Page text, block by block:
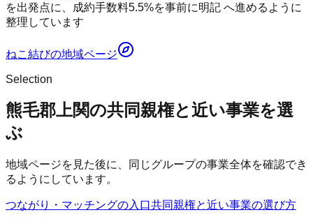
を出発点に、成約手数料5.5%を事前に明記 へ進めるように
整理しています
ねこ結びの地域ページ
Selection
熊毛郡上関の共同親権と近い事業を選
ぶ
地域ページを見た後に、同じグループの事業全体を確認でき
るようにしています。
つながり・マッチングの入口共同親権と近い事業の選び方